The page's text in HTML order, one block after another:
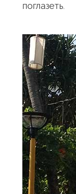
поглазеть.